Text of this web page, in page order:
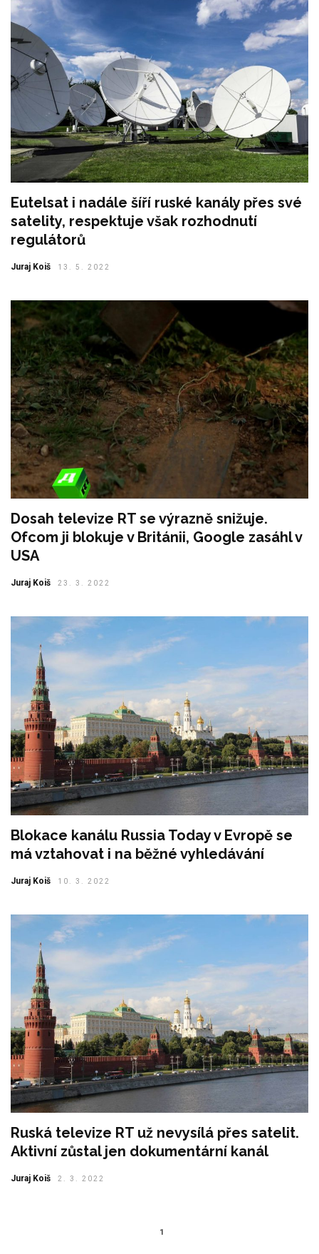
Eutelsat i nadále šíří ruské kanály přes své
satelity, respektuje však rozhodnutí
regulátorů
Juraj Koiš 13. 5. 2022
Dosah televize RT se výrazně snižuje.
Ofcom ji blokuje v Británii, Google zasáhl v
USA
Juraj Koiš 23. 3. 2022
Blokace kanálu Russia Today v Evropě se
má vztahovat i na běžné vyhledávání
Juraj Koiš 10. 3. 2022
Ruská televize RT už nevysílá přes satelit.
Aktivní zůstal jen dokumentární kanál
Juraj Koiš 2. 3. 2022
1